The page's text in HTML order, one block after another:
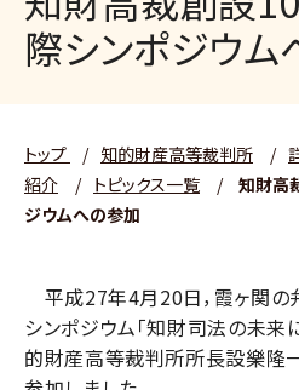
際シンポジウム
トップ / 知的財産高等裁判所 /
紹介
/ トピックス一覧 /
知財高
ジウムへの参加
平成27年4月20日，霞ヶ関の
シンポジウム「知財司法の未来
的財産高等裁判所所長設樂隆